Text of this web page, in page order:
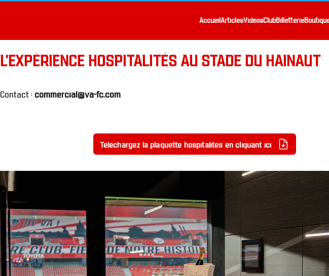
AccueilArticlesVidéosClubBilletterie
L'EXPÉRIENCE HOSPITALITÉS AU STADE DU HAINAUT
Contact : commercial@va-fc.com
Téléchargez la plaquette hospitalités en cliquant ici